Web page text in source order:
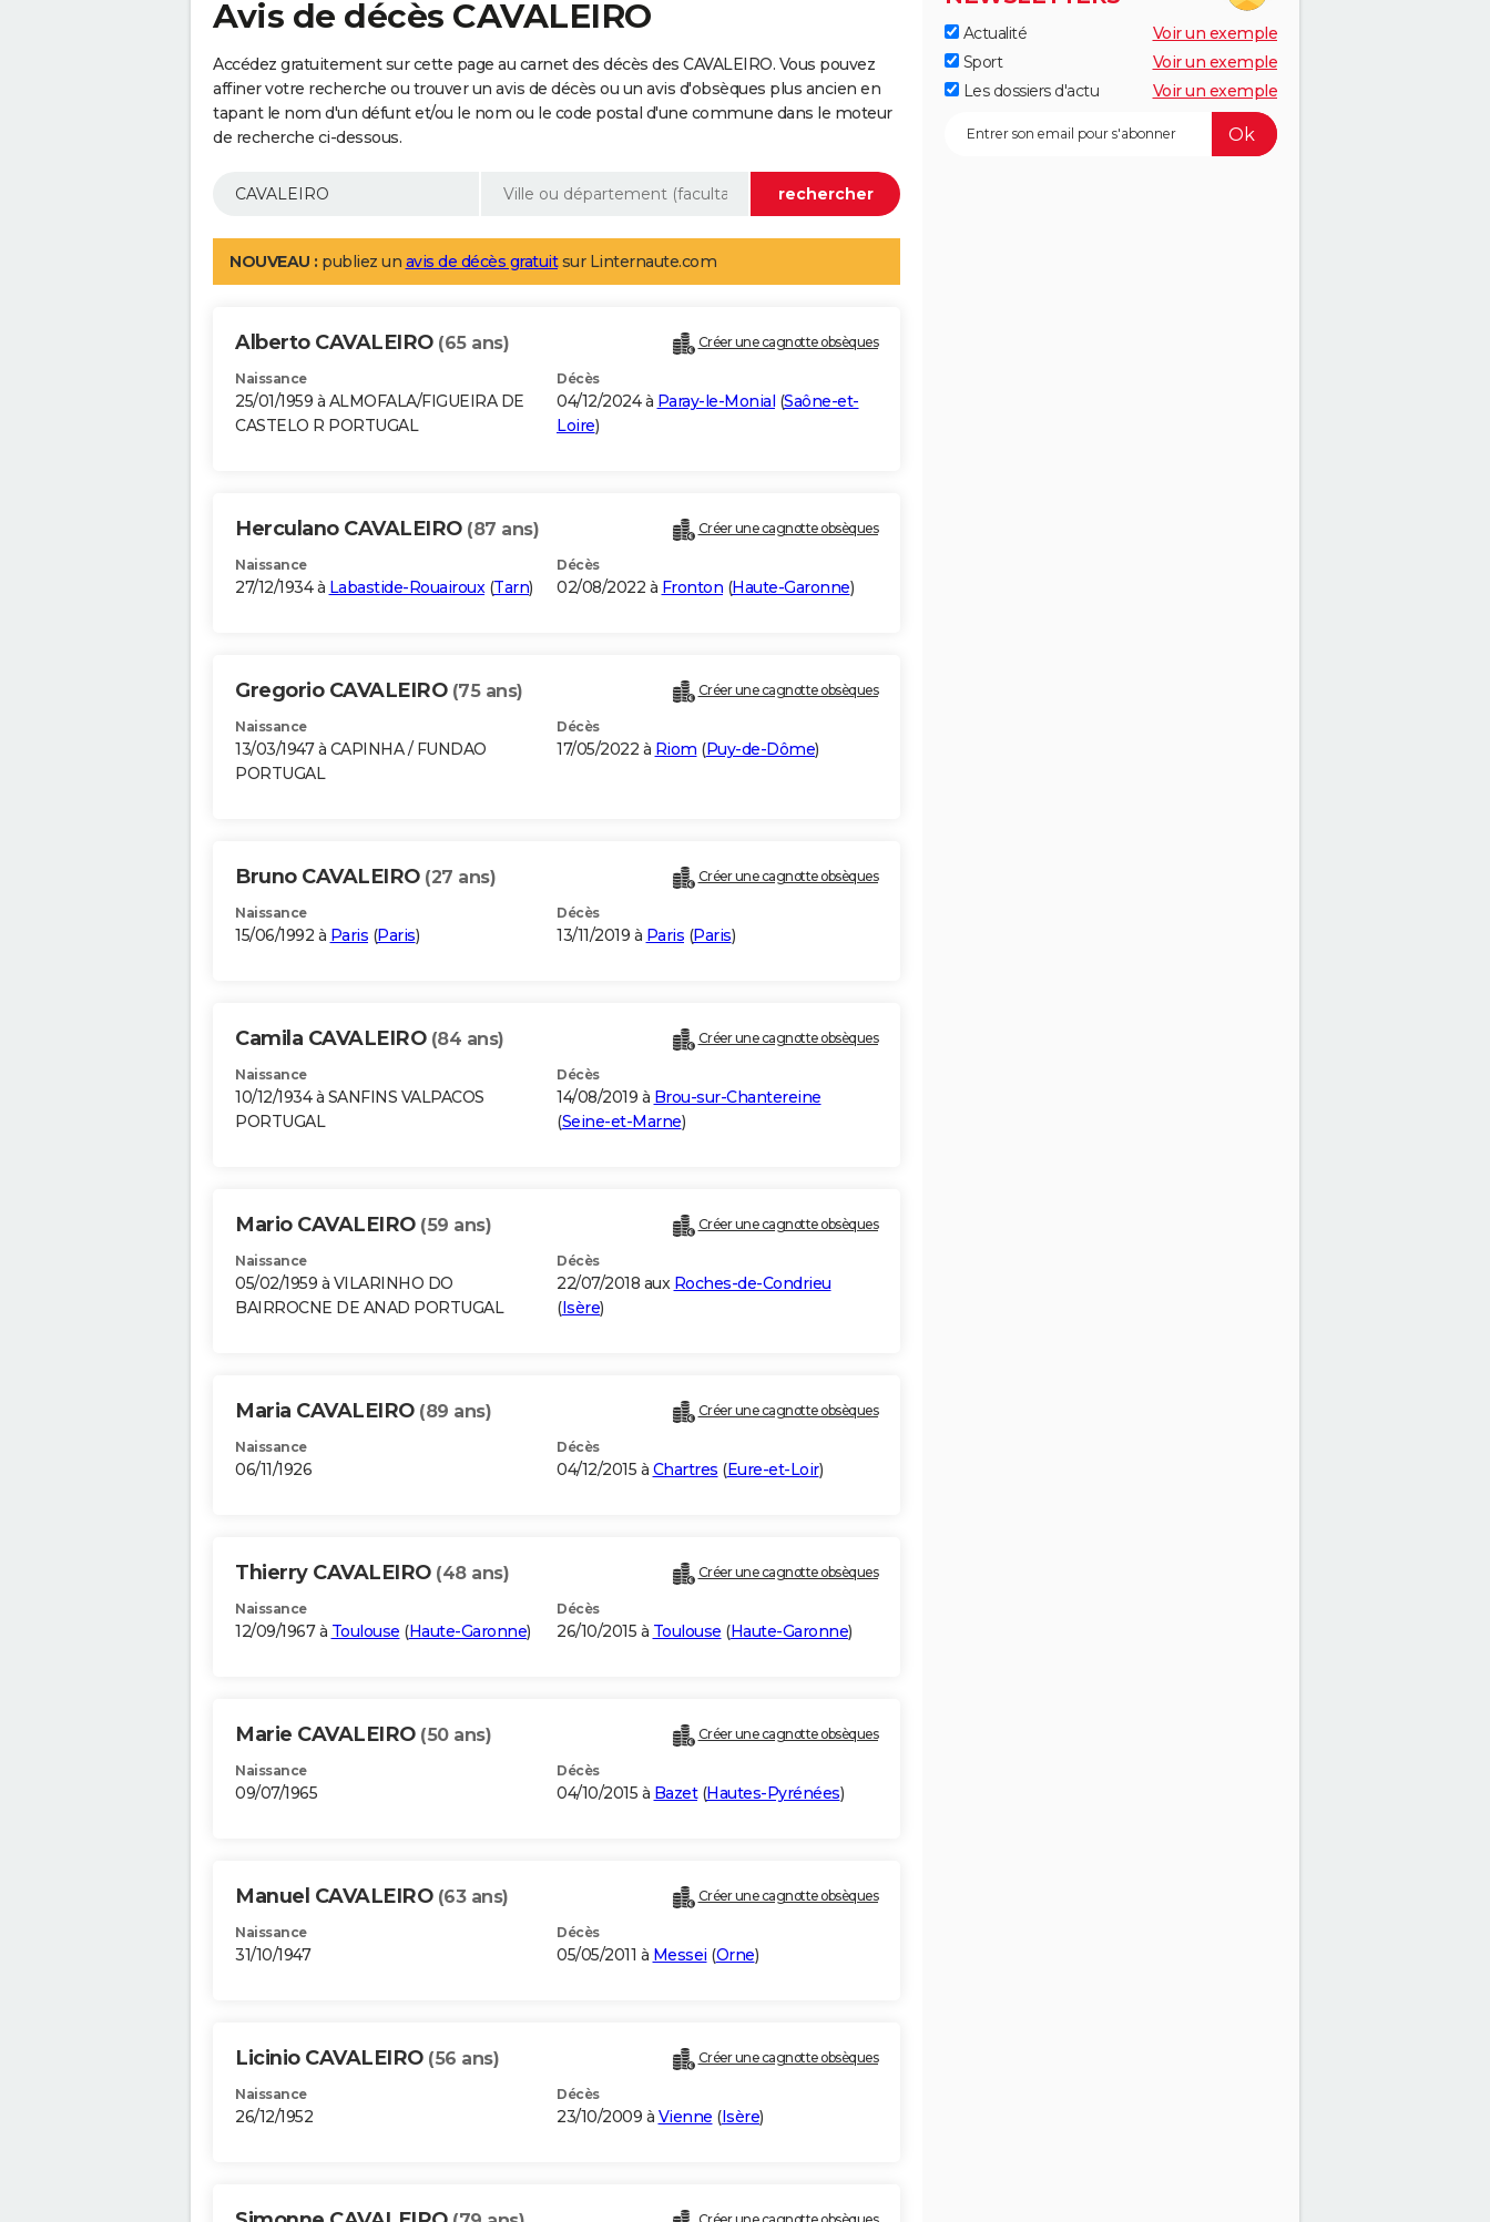
Avis de décès CAVALEIRO
Accédez gratuitement sur cette page au carnet des décès des CAVALEIRO. Vous pouvez
affiner votre recherche ou trouver un avis de décès ou un avis d'obsèques plus ancien en
tapant le nom d'un défunt et/ou le nom ou le code postal d'une commune dans le moteur
de recherche ci-dessous.
NOUVEAU : publiez un avis de décès gratuitsur Linternaute.com
Alberto CAVALEIRO (65 ans) Créer une cagnotte obsèques
Naissance
25/01/1959 à ALMOFALA/FIGUEIRA DE
CASTELO R PORTUGAL
Décès
04/12/2024 à Paray-le-Monial (Saône-et-
Loire)
Herculano CAVALEIRO (87 ans) Créer une cagnotte obsèques
Naissance
27/12/1934 à Labastide-Rouairoux(Tarn)
Décès
02/08/2022 à Fronton (Haute-Garonne)
Gregorio CAVALEIRO (75 ans) Créer une cagnotte obsèques
Naissance
13/03/1947 à CAPINHA / FUNDAO
PORTUGAL
Décès
17/05/2022 à Riom (Puy-de-Dôme)
Bruno CAVALEIRO (27 ans) Créer une cagnotte obsèques
Naissance
15/06/1992 à Paris (Paris)
Décès
13/11/2019 à Paris (Paris)
Camila CAVALEIRO (84 ans) Créer une cagnotte obsèques
Naissance
10/12/1934 à SANFINS VALPACOS
PORTUGAL
Décès
14/08/2019 à Brou-sur-Chantereine
(Seine-et-Marne)
Mario CAVALEIRO (59 ans) Créer une cagnotte obsèques
Naissance
05/02/1959 à VILARINHO DO
BAIRROCNE DE ANAD PORTUGAL
Décès
22/07/2018 aux Roches-de-Condrieu
(Isère)
Maria CAVALEIRO (89 ans) Créer une cagnotte obsèques
Naissance
06/11/1926
Décès
04/12/2015 à Chartres (Eure-et-Loir)
Thierry CAVALEIRO (48 ans) Créer une cagnotte obsèques
Naissance
12/09/1967 à Toulouse (Haute-Garonne)
Décès
26/10/2015 à Toulouse (Haute-Garonne)
Marie CAVALEIRO (50 ans) Créer une cagnotte obsèques
Naissance
09/07/1965
Décès
04/10/2015 à Bazet(Hautes-Pyrénées)
Manuel CAVALEIRO (63 ans) Créer une cagnotte obsèques
Naissance
31/10/1947
Décès
05/05/2011 à Messei (Orne)
Licinio CAVALEIRO (56 ans) Créer une cagnotte obsèques
Naissance
26/12/1952
Décès
23/10/2009 à Vienne (Isère)
Actualité
Voir un exemple
Sport
Voir un exemple
Les dossiers d'actu
Voir un exemple